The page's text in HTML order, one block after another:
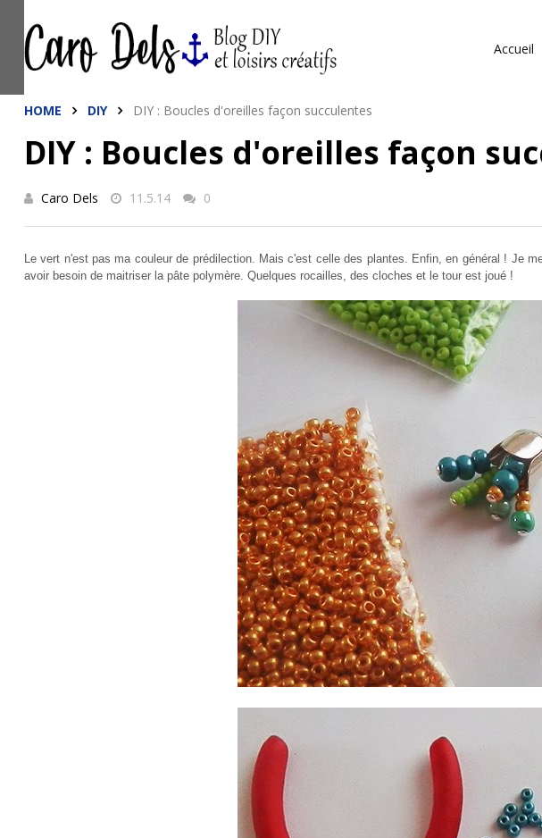
Accueil
HOME DIY DIY : Boucles d'oreilles façon succulentes
DIY : Boucles d'oreilles façon
Caro Dels 11.5.14 0
Le vert n'est pas ma couleur de prédilection. Mais c'est celle des plantes. Enfin, en général ! Je
avoir besoin de maitriser la pâte polymère. Quelques rocailles, des cloches et le tour est joué !
This site uses cookies from Google to deliver its services and
are shared with Google along with performance and security
statistics, and to detect and address abuse.